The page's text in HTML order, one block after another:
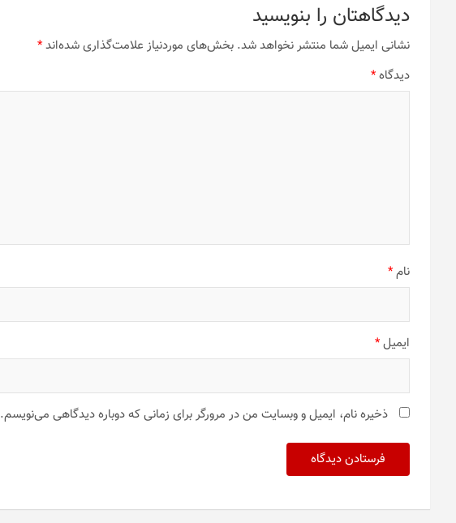
دیدگاهتان را بنویسید
نشانی ایمیل شما منتشر نخواهد شد. بخش‌های موردنیاز علامت‌گذاری شده‌اند*
دیدگاه*
نام*
ایمیل*
ذخیره نام، ایمیل و وبسایت من در مرورگر برای زمانی که دوباره دیدگاهی می‌نویسم.